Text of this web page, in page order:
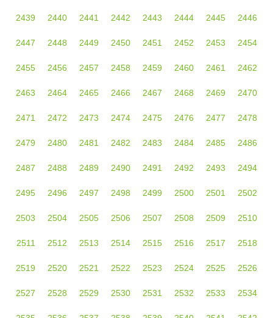
2439 2440 2441 2442 2443 2444 2445 2446
2447 2448 2449 2450 2451 2452 2453 2454
2455 2456 2457 2458 2459 2460 2461 2462
2463 2464 2465 2466 2467 2468 2469 2470
2471 2472 2473 2474 2475 2476 2477 2478
2479 2480 2481 2482 2483 2484 2485 2486
2487 2488 2489 2490 2491 2492 2493 2494
2495 2496 2497 2498 2499 2500 2501 2502
2503 2504 2505 2506 2507 2508 2509 2510
2511 2512 2513 2514 2515 2516 2517 2518
2519 2520 2521 2522 2523 2524 2525 2526
2527 2528 2529 2530 2531 2532 2533 2534